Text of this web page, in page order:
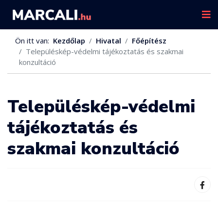
Ön itt van: Kezdőlap Hivatal
Főépítész
Településkép-védelmi tájékoztatás és szakmai
konzultáció
Településkép-védelmi
tájékoztatás és
szakmai konzultáció